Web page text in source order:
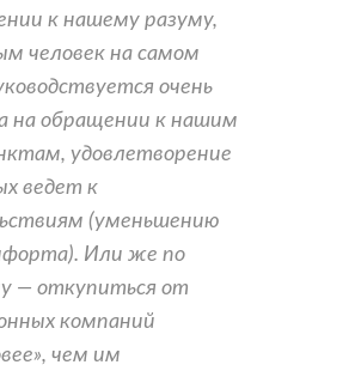
к нашему разуму,
человек на самом
очень
на обращении к нашим
удовлетворение
ведет к
(уменьшению
Или же по
— откупиться от
компаний
чем им